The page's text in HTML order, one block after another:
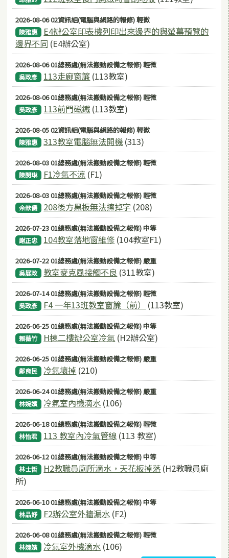
2026-08-06 02資訊組(電腦與網路的報修) 輕微
陳雅惠
E4辦公室印表機列印出來邊界的與螢幕預覽的
邊界不同 (E4辦公室)
2026-08-06 01總務處(無法搬動設備之報修) 輕微
吳政彥 113走廊窗簾 (113教室)
2026-08-06 01總務處(無法搬動設備之報修) 輕微
吳政彥 113前門磁鐵 (113教室)
2026-08-05 02資訊組(電腦與網路的報修) 輕微
陳雅惠 313教室電腦無法開機 (313)
2026-08-03 01總務處(無法搬動設備之報修) 輕微
陳閔琳 F1冷氣不涼 (F1)
2026-08-03 01總務處(無法搬動設備之報修) 輕微
佘歆儀 208後方黑板無法擦掉字 (208)
2026-07-23 01總務處(無法搬動設備之報修) 中等
謝正忠 104教室落地窗維修 (104教室F1)
2026-07-22 01總務處(無法搬動設備之報修) 嚴重
吳展政 教室麥克風接觸不良 (311教室)
2026-07-14 01總務處(無法搬動設備之報修) 輕微
吳政彥 F4 一年13班教室窗簾（前） (113教室)
2026-06-25 01總務處(無法搬動設備之報修) 中等
賴薇竹 H棟二樓辦公室冷氣 (H2辦公室)
2026-06-25 01總務處(無法搬動設備之報修) 嚴重
鄭育民 冷氣壞掉 (210)
2026-06-24 01總務處(無法搬動設備之報修) 嚴重
林婉嬪 冷氣室內機滴水 (106)
2026-06-18 01總務處(無法搬動設備之報修) 輕微
林怡君 113 教室內冷氣管線 (113 教室)
2026-06-12 01總務處(無法搬動設備之報修) 中等
林士哲 H2教職員廁所滴水，天花板掉落 (H2教職員廁
所)
2026-06-10 01總務處(無法搬動設備之報修) 中等
林品妤 F2辦公室外牆漏水 (F2)
2026-06-08 01總務處(無法搬動設備之報修) 輕微
林婉嬪 冷氣室外機滴水 (106)